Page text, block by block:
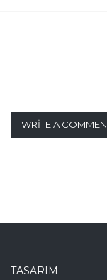
WRITE A
TASARIM